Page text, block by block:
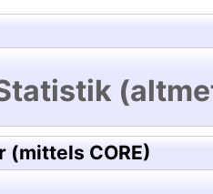
(mittels CORE)